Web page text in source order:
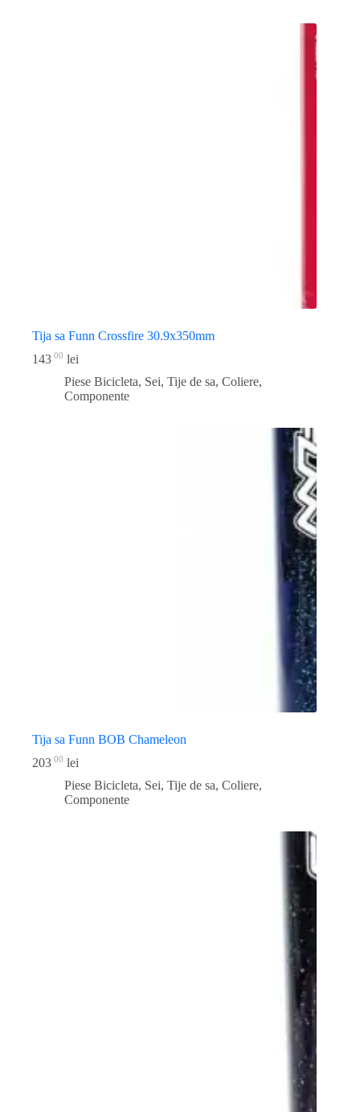
Tija sa Funn Crossfire 30.9x350mm
143 00 lei
Piese Bicicleta, Sei, Tije de sa, Coliere,
Componente
Tija sa Funn BOB Chameleon
203 00 lei
Piese Bicicleta, Sei, Tije de sa, Coliere,
Componente